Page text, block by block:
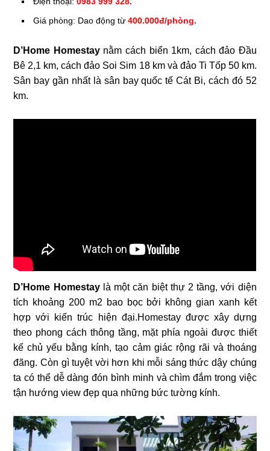
Giá phòng: Dao động từ400.000đ/phòng.
D’Home Homestaynằm cách biển 1km, cách đảo Đầu
Bê 2,1 km, cách đảo Soi Sim 18 km và đảo Ti Tốp 50 km.
Sân bay gần nhất là sân bay quốc tế Cát Bi, cách đó 52
km.
D’Home Homestaylà một căn biệt thự 2 tầng, với diện
tích khoảng 200 m2 bao bọc bởi không gian xanh kết
hợp với kiến trúc hiện đại.Homestay được xây dựng
theo phong cách thông tầng, mặt phía ngoài được thiết
kế chủ yếu bằng kính, tạo cảm giác rộng rãi và thoáng
đãng. Còn gì tuyệt vời hơn khi mỗi sáng thức dậy chúng
ta có thể dễ dàng đón bình minh và chìm đắm trong việc
tận hướng view đẹp qua những bức tường kính.